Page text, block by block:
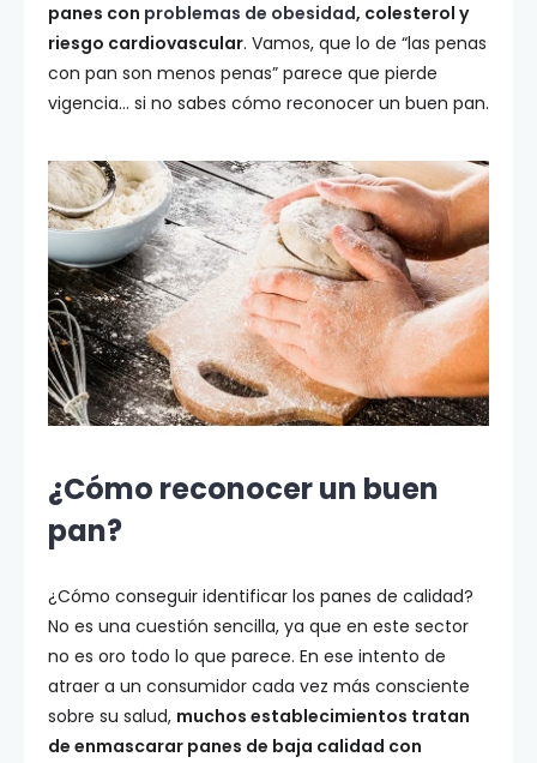
panes con problemas de obesidad, colesterol y
riesgo cardiovascular. Vamos, que lo de “las penas
con pan son menos penas” parece que pierde
vigencia… si no sabes cómo reconocer un buen pan.
¿Cómo reconocer un buen
pan?
¿Cómo conseguir identificar los panes de calidad?
No es una cuestión sencilla, ya que en este sector
no es oro todo lo que parece. En ese intento de
atraer a un consumidor cada vez más consciente
sobre su salud, muchos establecimientos tratan
de enmascarar panes de baja calidad con